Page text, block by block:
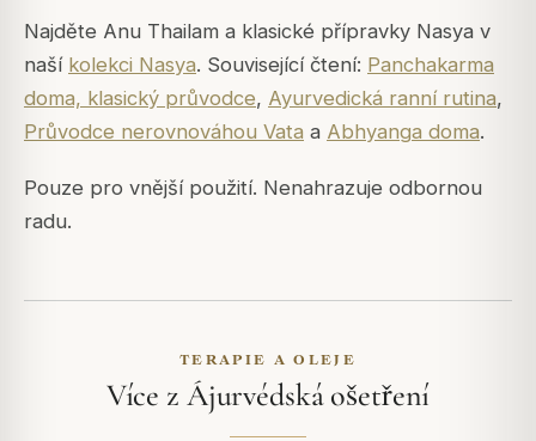
Najděte Anu Thailam a klasické přípravky Nasya v
naší kolekci Nasya. Související čtení: Panchakarma
doma, klasický průvodce, Ayurvedická ranní rutina,
Průvodce nerovnováhou Vata a Abhyanga doma.
Pouze pro vnější použití. Nenahrazuje odbornou
radu.
TERAPIE A OLEJE
Více z Ájurvédská ošetření